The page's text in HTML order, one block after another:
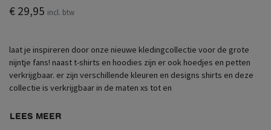
€ 29,95 incl. btw
laat je inspireren door onze nieuwe kledingcollectie voor de grote
nijntje fans! naast t-shirts en hoodies zijn er ook hoedjes en petten
verkrijgbaar. er zijn verschillende kleuren en designs shirts en deze
collectie is verkrijgbaar in de maten xs tot en
LEES MEER